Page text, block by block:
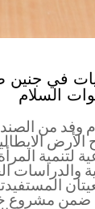
في
السلام
وفد من
لتنمية
والدراسات
ضمن مشروع